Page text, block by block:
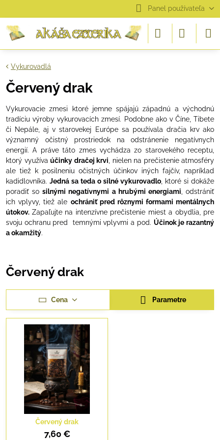
Panel používateľa
Vykurovadlá
Červený drak
Vykurovacie zmesi ktoré jemne spájajú západnú a východnú
tradíciu výroby vykurovacích zmesí. Podobne ako v Číne, Tibete
či Nepále, aj v starovekej Európe sa používala dračia krv ako
významný očistný prostriedok na odstránenie negatívnych
energií. A práve táto zmes vychádza zo starovekého receptu,
ktorý využíva účinky dračej krvi , nielen na prečistenie atmosféry
ale tiež k posilneniu očistných účinkov iných fajčív, napríklad
kadidlovníka. Jedná sa teda o silné vykurovadlo , ktoré si dokáže
poradiť sosilnými negatívnymi a hrubými energiami , odstrániť
ich vplyvy, tiež ale ochrániť pred rôznymi formami mentálnych
útokov. Zapaľujte na intenzívne prečistenie miest a obydlia, pre
svoju ochranu pred temnými vplyvmi a pod. Účinok je razantný
a okamžitý.
Červený drak
Cena Parametre
Červený drak
7,60 €